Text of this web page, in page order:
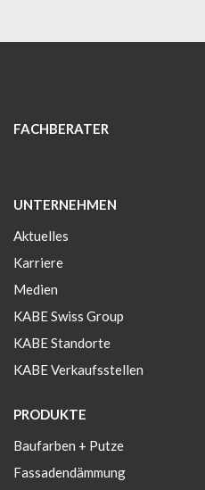
FACHBERATER
UNTERNEHMEN
Aktuelles
Karriere
Medien
KABE Swiss Group
KABE Standorte
KABE Verkaufsstellen
PRODUKTE
Baufarben + Putze
Fassadendämmung